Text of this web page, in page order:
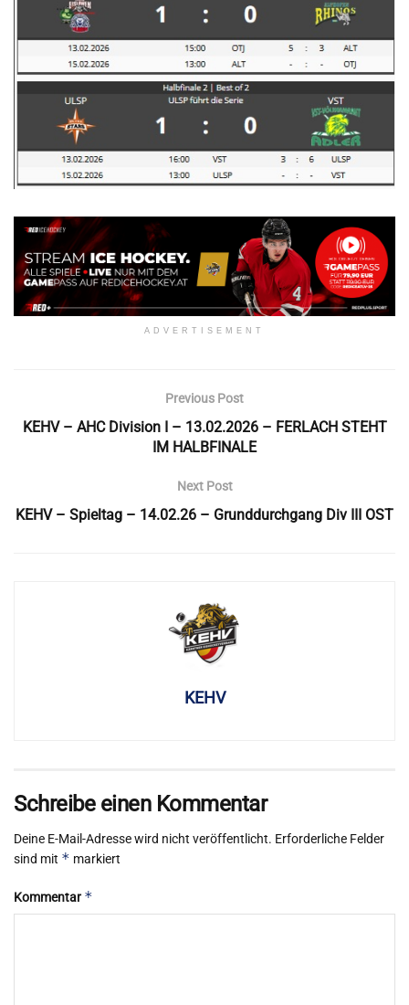
ADVERTISEMENT
Previous Post
KEHV – AHC Division I – 13.02.2026 – FERLACH STEHT
IM HALBFINALE
Next Post
KEHV – Spieltag – 14.02.26 – Grunddurchgang Div III OST
KEHV
Schreibe einen Kommentar
Deine E-Mail-Adresse wird nicht veröffentlicht. Erforderliche Felder
sind mit * markiert
Kommentar *